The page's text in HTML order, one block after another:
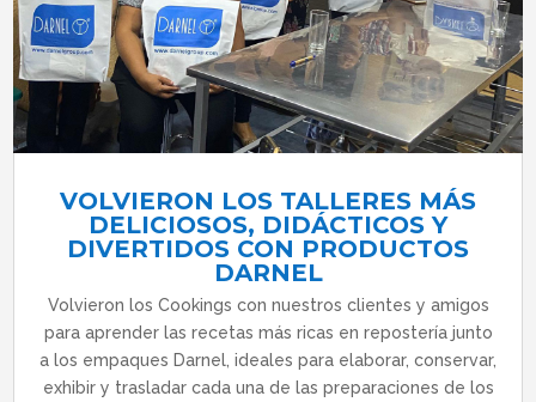
VOLVIERON LOS TALLERES MÁS
DELICIOSOS, DIDÁCTICOS Y
DIVERTIDOS CON PRODUCTOS
DARNEL
Volvieron los Cookings con nuestros clientes y amigos
para aprender las recetas más ricas en repostería junto
a los empaques Darnel, ideales para elaborar, conservar,
exhibir y trasladar cada una de las preparaciones de los